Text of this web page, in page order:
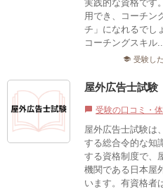
実践的な資格です
用でき、コーチン
チ」になれるでし
コーチングスキル
school 受験した
屋外広告士試験
chat_bubble 受験の口コミ・
屋外広告士試験は
する総合令的な知
する資格制度で、
機関である日本屋
います。有資格者